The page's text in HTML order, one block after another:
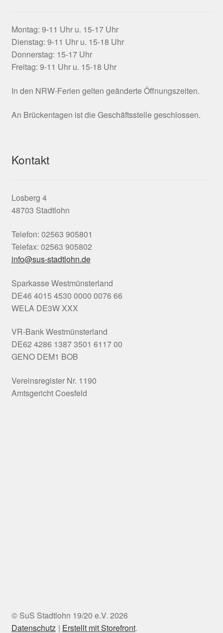
Montag: 9-11 Uhr u. 15-17 Uhr
Dienstag: 9-11 Uhr u. 15-18 Uhr
Donnerstag: 15-17 Uhr
Freitag: 9-11 Uhr u. 15-18 Uhr
In den NRW-Ferien gelten geänderte Öffnungszeiten.
An Brückentagen ist die Geschäftsstelle geschlossen.
Kontakt
Losberg 4
48703 Stadtlohn
Telefon: 02563 905801
Telefax: 02563 905802
info@sus-stadtlohn.de
Sparkasse Westmünsterland
DE46 4015 4530 0000 0076 66
WELA DE3W XXX
VR-Bank Westmünsterland
DE62 4286 1387 3501 6117 00
GENO DEM1 BOB
Vereinsregister Nr. 1190
Amtsgericht Coesfeld
© SuS Stadtlohn 19/20 e.V. 2026
Datenschutz
Erstellt mit Storefront.